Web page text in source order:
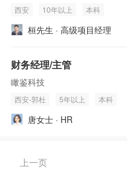
西安 10年以上 本科
桓先生 · 高级项目经理
财务经理/主管
瞰鉴科技
西安-郭杜 5年以上 本科
唐女士 · HR
上一页